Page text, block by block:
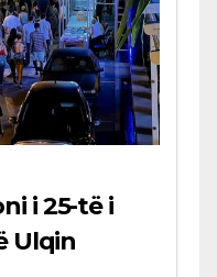
i 25-të i
Ulqin